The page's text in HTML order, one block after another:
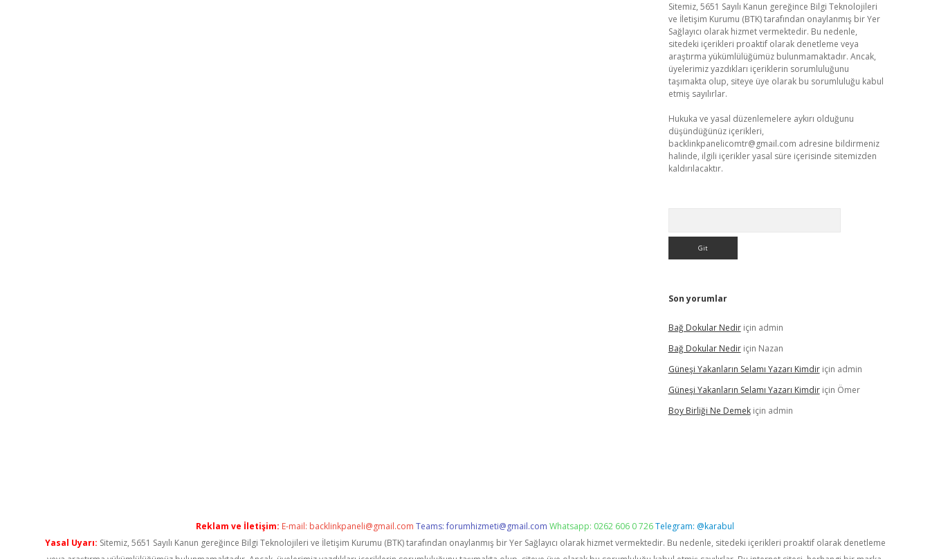
Sitemiz, 5651 Sayılı Kanun gereğince Bilgi Teknolojileri
ve İletişim Kurumu (BTK) tarafından onaylanmış bir Yer
Sağlayıcı olarak hizmet vermektedir. Bu nedenle,
sitedeki içerikleri proaktif olarak denetleme veya
araştırma yükümlülüğümüz bulunmamaktadır. Ancak,
üyelerimiz yazdıkları içeriklerin sorumluluğunu
taşımakta olup, siteye üye olarak bu sorumluluğu kabul
etmiş sayılırlar.
Hukuka ve yasal düzenlemelere aykırı olduğunu
düşündüğünüz içerikleri,
backlinkpanelicomtr@gmail.com adresine bildirmeniz
halinde, ilgili içerikler yasal süre içerisinde sitemizden
kaldırılacaktır.
Son yorumlar
Bağ Dokular Nediriçin admin
Bağ Dokular Nediriçin Nazan
Güneşi Yakanların Selamı Yazarı Kimdiriçin admin
Güneşi Yakanların Selamı Yazarı Kimdiriçin Ömer
Boy Birliği Ne Demekiçin admin
Reklam ve İletişim: E-mail: backlinkpaneli@gmail.com Teams:forumhizmeti@gmail.com Whatsapp: 0262 606 0 726Telegram: @karabul
Yasal Uyarı: Sitemiz, 5651 Sayılı Kanun gereğince Bilgi Teknolojileri ve İletişim Kurumu (BTK) tarafından onaylanmış bir Yer Sağlayıcı olarak hizmet vermektedir. Bu nedenle, sitedeki içerikleri proaktif olarak denetleme